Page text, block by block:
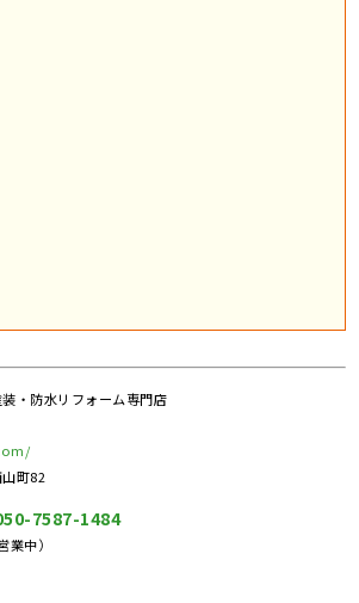
・防水リフォーム専門店
町82
7587-1484
中）